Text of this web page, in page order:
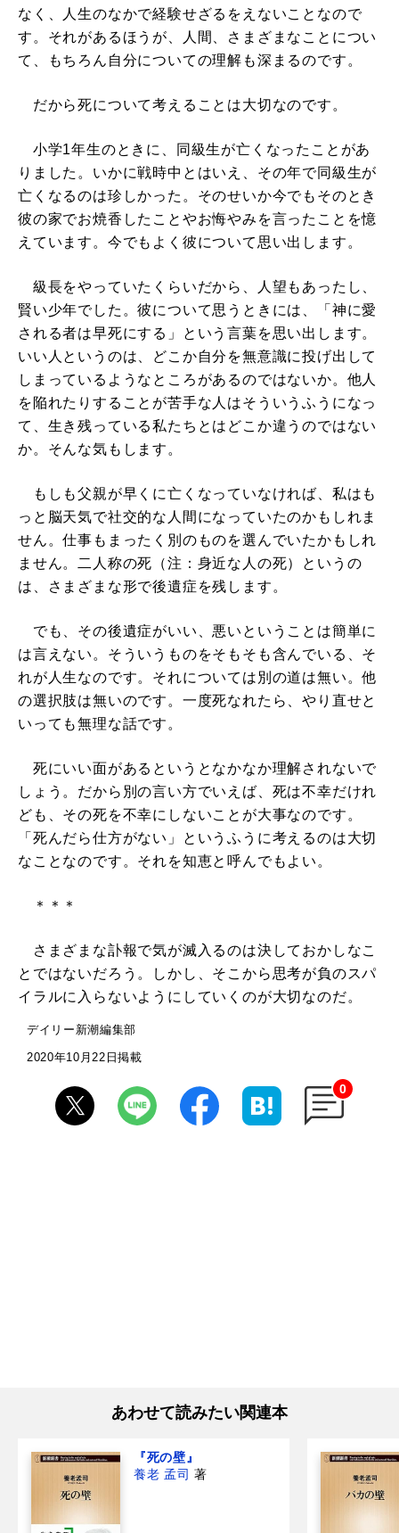
なく、人生のなかで経験せざるをえないことなので
す。それがあるほうが、人間、さまざまなことについ
て、もちろん自分についての理解も深まるのです。
だから死について考えることは大切なのです。
小学1年生のときに、同級生が亡くなったことがあ
りました。いかに戦時中とはいえ、その年で同級生が
亡くなるのは珍しかった。そのせいか今でもそのとき
彼の家でお焼香したことやお悔やみを言ったことを憶
えています。今でもよく彼について思い出します。
級長をやっていたくらいだから、人望もあったし、
賢い少年でした。彼について思うときには、「神に愛
される者は早死にする」という言葉を思い出します。
いい人というのは、どこか自分を無意識に投げ出して
しまっているようなところがあるのではないか。他人
を陥れたりすることが苦手な人はそういうふうになっ
て、生き残っている私たちとはどこか違うのではない
か。そんな気もします。
もしも父親が早くに亡くなっていなければ、私はも
っと脳天気で社交的な人間になっていたのかもしれま
せん。仕事もまったく別のものを選んでいたかもしれ
ません。二人称の死（注：身近な人の死）というの
は、さまざまな形で後遺症を残します。
でも、その後遺症がいい、悪いということは簡単に
は言えない。そういうものをそもそも含んでいる、そ
れが人生なのです。それについては別の道は無い。他
の選択肢は無いのです。一度死なれたら、やり直せと
いっても無理な話です。
死にいい面があるというとなかなか理解されないで
しょう。だから別の言い方でいえば、死は不幸だけれ
ども、その死を不幸にしないことが大事なのです。
「死んだら仕方がない」というふうに考えるのは大切
なことなのです。それを知恵と呼んでもよい。
＊＊＊
さまざまな訃報で気が滅入るのは決しておかしなこ
とではないだろう。しかし、そこから思考が負のスパ
イラルに入らないようにしていくのが大切なのだ。
デイリー新潮編集部
2020年10月22日掲載
0
あわせて読みたい関連本
『死の壁』
養老 孟司 著